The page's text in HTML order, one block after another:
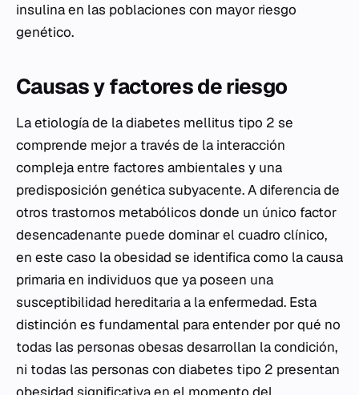
insulina en las poblaciones con mayor riesgo
genético.
Causas y factores de riesgo
La etiología de la diabetes mellitus tipo 2 se
comprende mejor a través de la interacción
compleja entre factores ambientales y una
predisposición genética subyacente. A diferencia de
otros trastornos metabólicos donde un único factor
desencadenante puede dominar el cuadro clínico,
en este caso la obesidad se identifica como la causa
primaria en individuos que ya poseen una
susceptibilidad hereditaria a la enfermedad. Esta
distinción es fundamental para entender por qué no
todas las personas obesas desarrollan la condición,
ni todas las personas con diabetes tipo 2 presentan